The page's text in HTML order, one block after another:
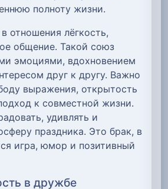
полноту жизни.
отношения лёгкость,
общение. Такой союз
эмоциями, вдохновением
друг к другу. Важно
выражения, открытость
к совместной жизни.
удивлять и
праздника. Это брак, в
игра, юмор и позитивный
в дружбе